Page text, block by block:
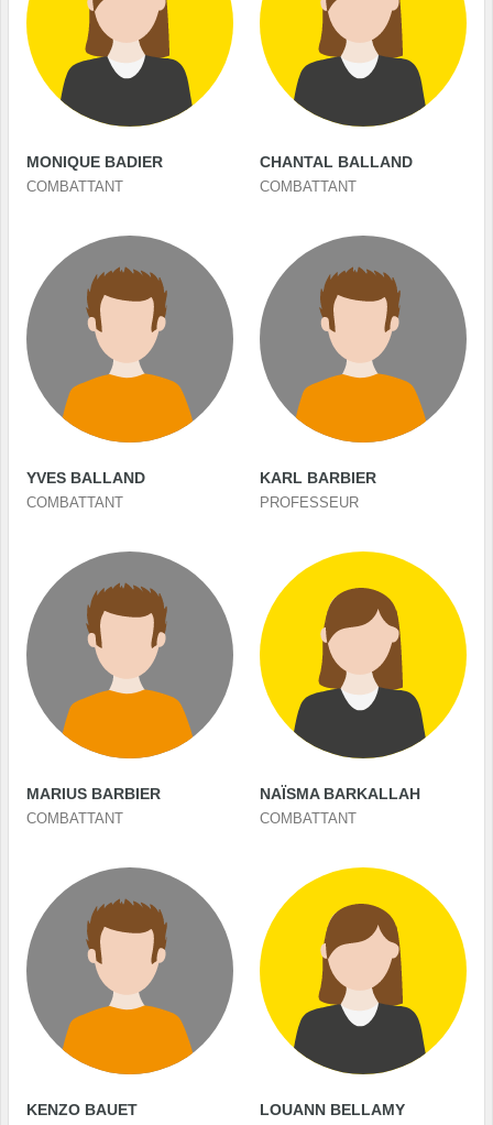
MONIQUE BADIER
COMBATTANT
CHANTAL BALLAND
COMBATTANT
YVES BALLAND
COMBATTANT
KARL BARBIER
PROFESSEUR
MARIUS BARBIER
COMBATTANT
NAÏSMA BARKALLAH
COMBATTANT
KENZO BAUET LOUANN BELLAMY